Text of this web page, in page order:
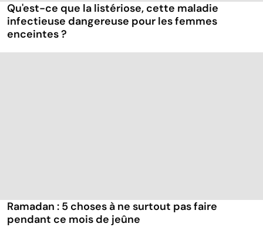
Qu'est-ce que la listériose, cette maladie
infectieuse dangereuse pour les femmes
enceintes ?
Ramadan : 5 choses à ne surtout pas faire
pendant ce mois de jeûne